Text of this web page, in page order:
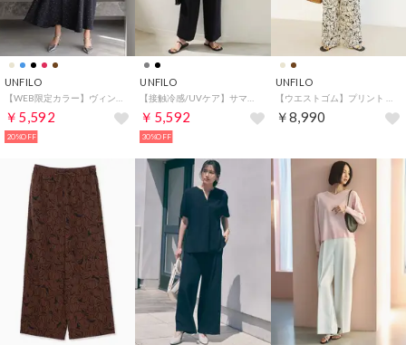
UNFILO
￥5,592
20%OFF
UNFILO
￥5,592
30%OFF
UNFILO
￥8,990